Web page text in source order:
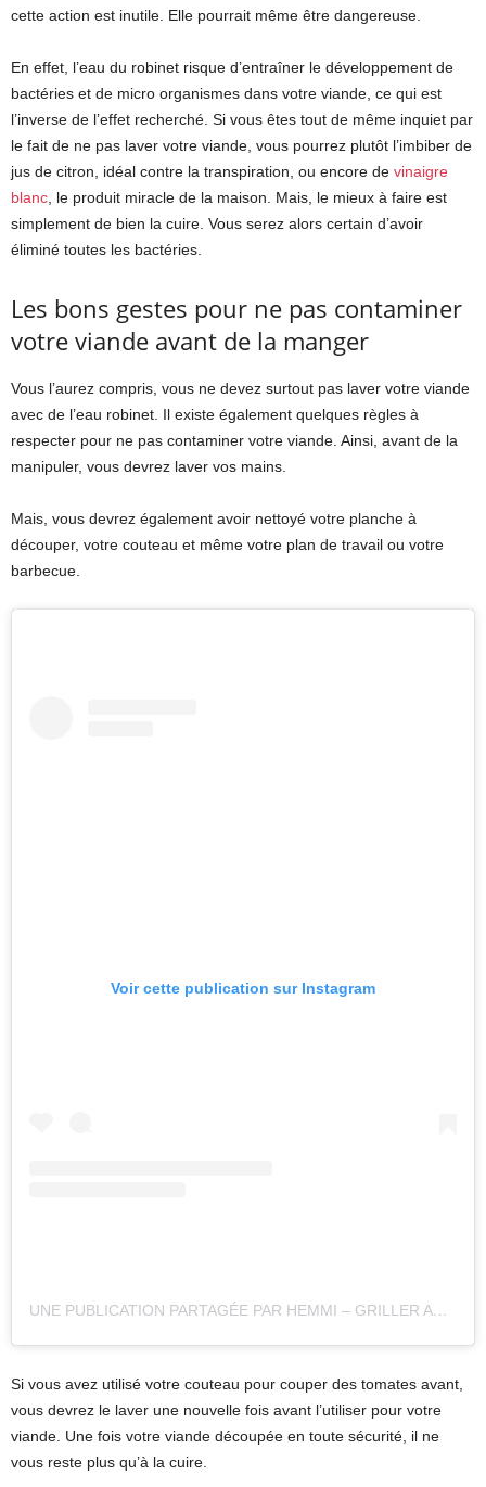
cette action est inutile. Elle pourrait même être dangereuse.
En effet, l’eau du robinet risque d’entraîner le développement de
bactéries et de micro organismes dans votre viande, ce qui est
l’inverse de l’effet recherché. Si vous êtes tout de même inquiet par
le fait de ne pas laver votre viande, vous pourrez plutôt l’imbiber de
jus de citron, idéal contre la transpiration, ou encore de vinaigre
blanc, le produit miracle de la maison. Mais, le mieux à faire est
simplement de bien la cuire. Vous serez alors certain d’avoir
éliminé toutes les bactéries.
Les bons gestes pour ne pas contaminer
votre viande avant de la manger
Vous l’aurez compris, vous ne devez surtout pas laver votre viande
avec de l’eau robinet. Il existe également quelques règles à
respecter pour ne pas contaminer votre viande. Ainsi, avant de la
manipuler, vous devrez laver vos mains.
Mais, vous devrez également avoir nettoyé votre planche à
découper, votre couteau et même votre plan de travail ou votre
barbecue.
Voir cette publication sur Instagram
UNE PUBLICATION PARTAGÉE PAR HEMMI – GRILLER AUS DORTMUND (@HEMMIS_BBQ)
Si vous avez utilisé votre couteau pour couper des tomates avant,
vous devrez le laver une nouvelle fois avant l’utiliser pour votre
viande. Une fois votre viande découpée en toute sécurité, il ne
vous reste plus qu’à la cuire.